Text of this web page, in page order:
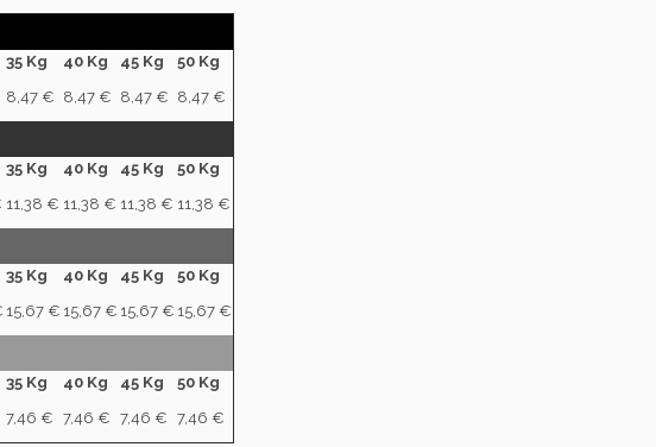
35 Kg 40 Kg 45 Kg
50 Kg
8,47 € 8,47 € 8,47 € 8,47 €
35 Kg 40 Kg 45 Kg
50 Kg
11,38 € 11,38 € 11,38 € 11,38 €
35 Kg 40 Kg 45 Kg
50 Kg
15,67 € 15,67 € 15,67 € 15,67 €
35 Kg 40 Kg 45 Kg
50 Kg
7,46 € 7,46 € 7,46 € 7,46 €